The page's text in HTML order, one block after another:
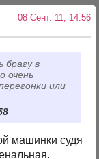
08 Сент. 11, 14:56
брагу в
очень
или
машинки судя